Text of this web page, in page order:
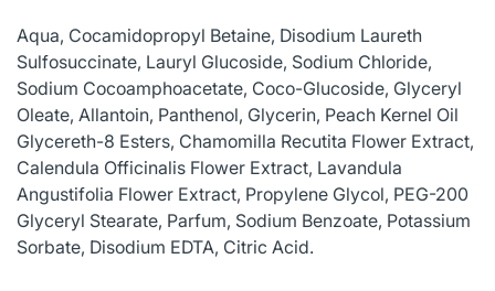
Aqua, Cocamidopropyl Betaine, Disodium Laureth
Sulfosuccinate, Lauryl Glucoside, Sodium Chloride,
Sodium Cocoamphoacetate, Coco-Glucoside, Glyceryl
Oleate, Allantoin, Panthenol, Glycerin, Peach Kernel Oil
Glycereth-8 Esters, Chamomilla Recutita Flower Extract,
Calendula Officinalis Flower Extract, Lavandula
Angustifolia Flower Extract, Propylene Glycol, PEG-200
Glyceryl Stearate, Parfum, Sodium Benzoate, Potassium
Sorbate, Disodium EDTA, Citric Acid.